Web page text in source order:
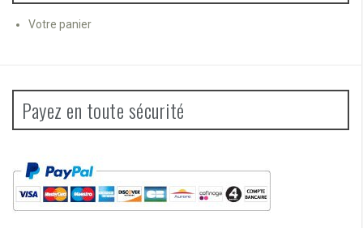
Votre panier
Payez en toute sécurité